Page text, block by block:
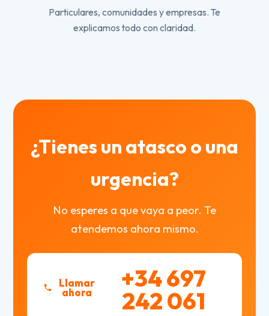
Particulares, comunidades y empresas. Te
explicamos todo con claridad.
¿Tienes un atasco o una
urgencia?
No esperes a que vaya a peor. Te
atendemos ahora mismo.
Llamar
ahora +34 697
242 061